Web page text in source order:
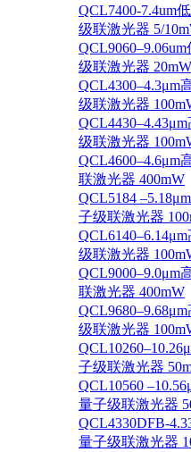
QCL7400-7.4um
级联激光器 5/
级联激光器 20mW
QCL4300–4.3μm
级联激光器
级联激光器
QCL4600–4.6μm
联激光器 400mW
QCL5184
子级联激光器
级联激光器
QCL9000–9.0μm
联激光器 400mW
级联激光器
子级联激光器
QCL10560
量子级联激光器
QCL4330DFB-
量子级联激光器